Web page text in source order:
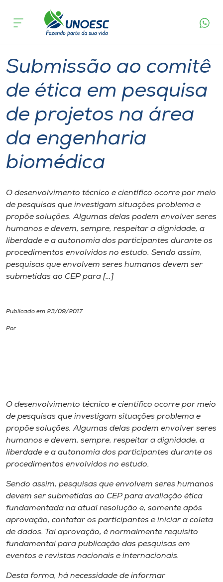
Cursos
Pesquisa
Atendimento ao Estudante
Portal de Ensino
Internacionalização
I.nova
Diplomados
Rádio
Museu
Unoesc
Store
Selecione
o idioma
acontece
Submissão ao comitê
de ética em pesquisa
de projetos na área
da engenharia
biomédica
O desenvolvimento técnico e científico ocorre por meio
de pesquisas que investigam situações problema e
propõe soluções. Algumas delas podem envolver seres
humanos e devem, sempre, respeitar a dignidade, a
liberdade e a autonomia dos participantes durante os
procedimentos envolvidos no estudo. Sendo assim,
pesquisas que envolvem seres humanos devem ser
submetidas ao CEP para […]
Publicado em 23/09/2017
Por
O desenvolvimento técnico e científico ocorre por meio
de pesquisas que investigam situações problema e
propõe soluções. Algumas delas podem envolver seres
humanos e devem, sempre, respeitar a dignidade, a
liberdade e a autonomia dos participantes durante os
procedimentos envolvidos no estudo.
Sendo assim, pesquisas que envolvem seres humanos
devem ser submetidas ao CEP para avaliação ética
fundamentada na atual resolução e, somente após
aprovação, contatar os participantes e iniciar a coleta
de dados. Tal aprovação, é normalmente requisito
fundamental para publicação das pesquisas em
eventos e revistas nacionais e internacionais.
Desta forma, há necessidade de informar